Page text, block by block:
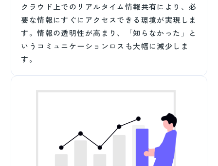
クラウド上でのリアルタイム情報共有により、必
要な情報にすぐにアクセスできる環境が実現しま
す。情報の透明性が高まり、「知らなかった」と
いうコミュニケーションロスも大幅に減少しま
す。